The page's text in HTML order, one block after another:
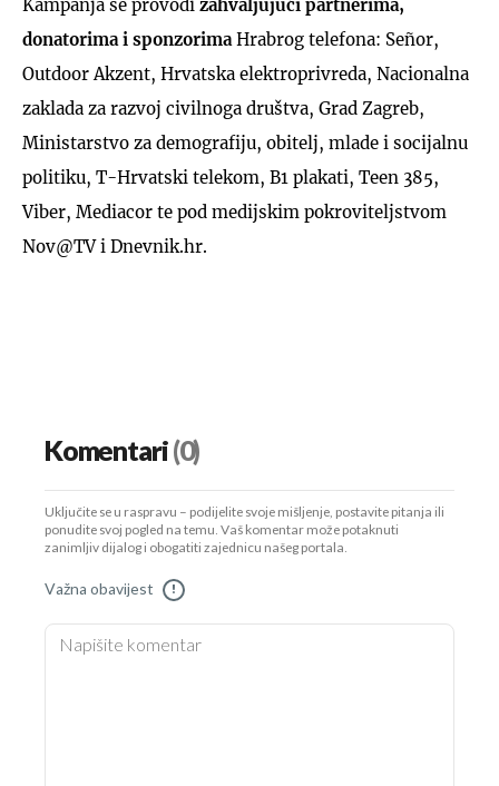
Kampanja se provodi zahvaljujući partnerima,
donatorima i sponzorima Hrabrog telefona: Señor,
Outdoor Akzent, Hrvatska elektroprivreda, Nacionalna
zaklada za razvoj civilnoga društva, Grad Zagreb,
Ministarstvo za demografiju, obitelj, mlade i socijalnu
politiku, T-Hrvatski telekom, B1 plakati, Teen 385,
Viber, Mediacor te pod medijskim pokroviteljstvom
Nov@TV i Dnevnik.hr.
Komentari(0)
Uključite se u raspravu – podijelite svoje mišljenje, postavite pitanja ili
ponudite svoj pogled na temu. Vaš komentar može potaknuti
zanimljiv dijalog i obogatiti zajednicu našeg portala.
Važna obavijest !